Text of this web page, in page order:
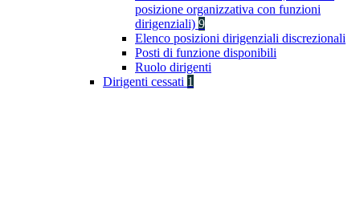
posizione organizzativa con funzioni
dirigenziali) 9
Elenco posizioni dirigenziali discrezionali
Posti di funzione disponibili
Ruolo dirigenti
Dirigenti cessati 1